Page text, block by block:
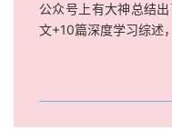
公众号上有大神总结
文+10篇深度学习综述